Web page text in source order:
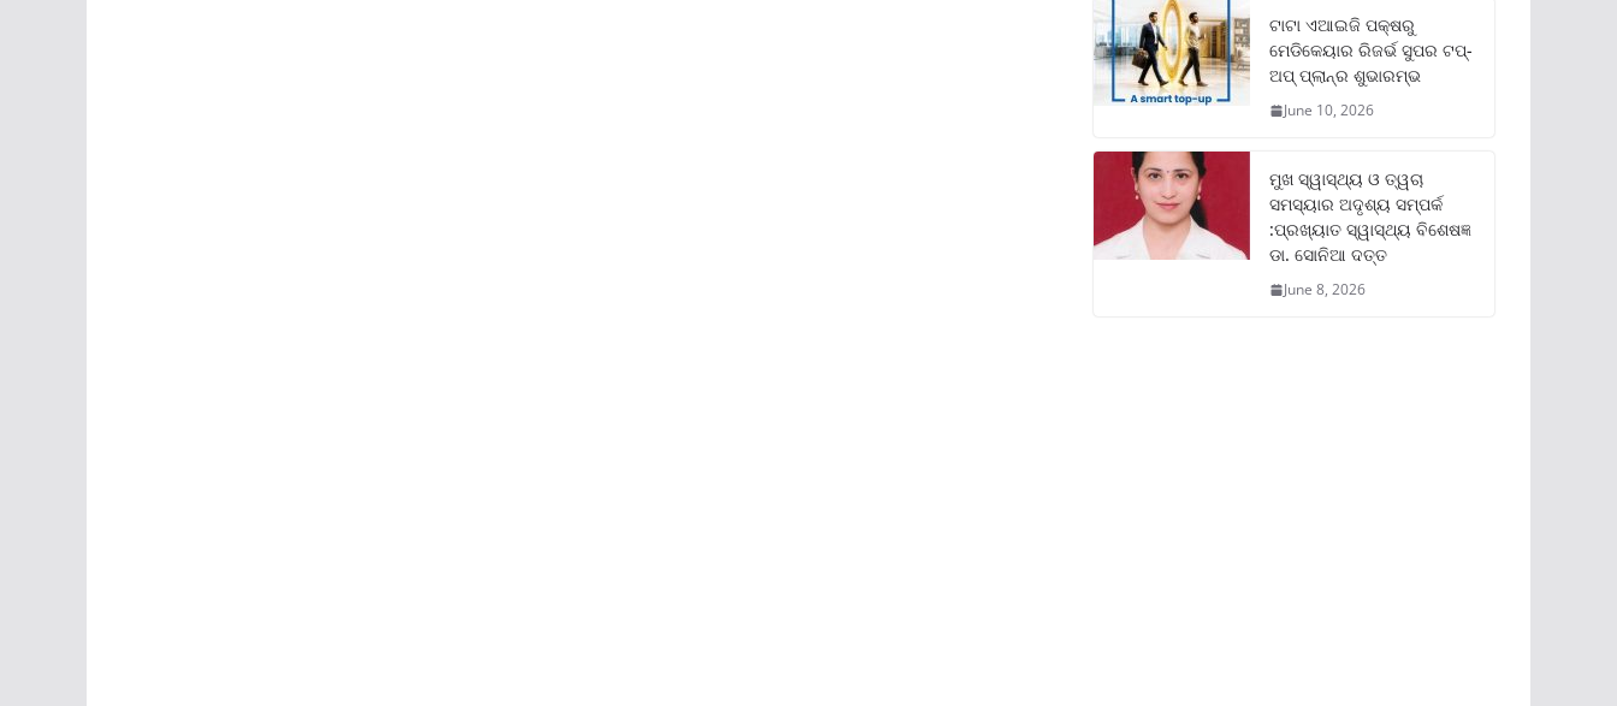
ଟାଟା ଏଆଇଜି ପକ୍ଷରୁ
ମେଡିକେୟାର ରିଜର୍ଭ ସୁପର ଟପ୍‌-
ଅପ୍ ପ୍ଲାନ୍‌ର ଶୁଭାରମ୍ଭ
June 10, 2026
ମୁଖ ସ୍ୱାସ୍ଥ୍ୟ ଓ ତ୍ୱଚା
ସମସ୍ୟାର ଅଦୃଶ୍ୟ ସମ୍ପର୍କ
:ପ୍ରଖ୍ୟାତ ସ୍ୱାସ୍ଥ୍ୟ ବିଶେଷଜ୍ଞ
ଡା. ସୋନିଆ ଦତ୍ତ
June 8, 2026